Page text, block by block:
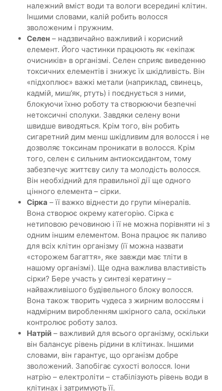
належний вміст води та вологи всередині клітин.
Іншими словами, калій робить волосся
зволоженим і пружним.
Селен – надзвичайно важливий і корисний
елемент. Його частинки працюють як «екіпаж
очисників» в організмі. Селен сприяє виведенню
токсичних елементів і знижує їх шкідливість. Він
«підхоплює» важкі метали (наприклад, свинець,
кадмій, миш’як, ртуть) і поєднується з ними,
блокуючи їхню роботу та створюючи безпечні
нетоксичні сполуки. Завдяки селену вони
швидше виводяться. Крім того, він робить
сигаретний дим менш шкідливим для волосся і не
дозволяє токсинам проникати в волосся. Крім
того, селен є сильним антиоксидантом, тому
забезпечує життєву силу та молодість волосся.
Він необхідний для правильної дії ще одного
цінного елемента – сірки.
Сірка – її важко віднести до групи мінералів.
Вона створює окрему категорію. Сірка є
нетиповою речовиною і її не можна порівняти ні з
одним іншим елементом. Вона працює як паливо
для всіх клітин організму (її можна назвати
«сторожем багаття», яке завжди має тліти в
нашому організмі). Ще одна важлива властивість
сірки? Бере участь у синтезі кератину –
найважливішого будівельного блоку волосся.
Вона також творить чудеса з жирним волоссям і
надмірним виробленням шкірного сала, оскільки
контролює роботу залоз.
Натрій – важливий для всього організму, оскільки
він балансує рівень рідини в клітинах. Іншими
словами, він гарантує, що організм добре
зволожений. Запобігає сухості волосся. Іони
натрію – електроліти – стабілізують рівень води в
клітинах і затримують її.